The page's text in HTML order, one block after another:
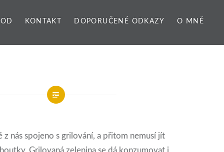
KONTAKT DOPORUČENÉ ODKAZY O MNĚ
z nás spojeno s grilování, a přitom nemusí jít
Grilovaná zelenina se dá konzumovat i